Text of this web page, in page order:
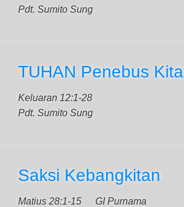
Pdt. Sumito Sung
TUHAN Penebus Kita
Keluaran 12:1-28
Pdt. Sumito Sung
Saksi Kebangkitan
Matius 28:1-15 GI Purnama